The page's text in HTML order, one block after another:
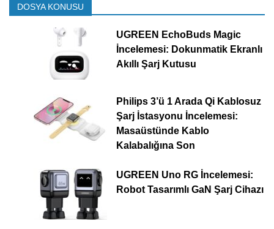
DOSYA KONUSU
UGREEN EchoBuds Magic
İncelemesi: Dokunmatik Ekranlı
Akıllı Şarj Kutusu
Philips 3’ü 1 Arada Qi Kablosuz
Şarj İstasyonu İncelemesi:
Masaüstünde Kablo
Kalabalığına Son
UGREEN Uno RG İncelemesi:
Robot Tasarımlı GaN Şarj Cihazı